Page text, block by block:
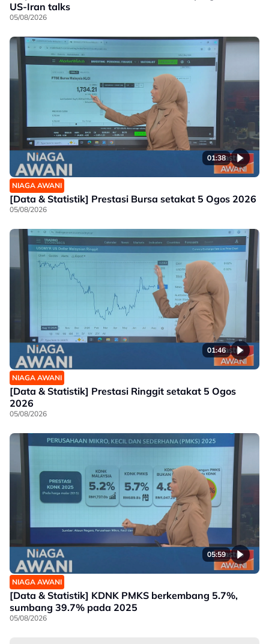
US-Iran talks
05/08/2026
01:38
NIAGA AWANI
[Data & Statistik] Prestasi Bursa setakat 5 Ogos 2026
05/08/2026
01:46
NIAGA AWANI
[Data & Statistik] Prestasi Ringgit setakat 5 Ogos
2026
05/08/2026
05:59
NIAGA AWANI
[Data & Statistik] KDNK PMKS berkembang 5.7%,
sumbang 39.7% pada 2025
05/08/2026